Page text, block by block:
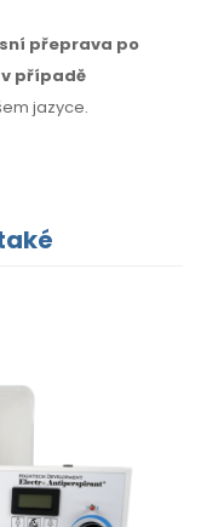
přeprava po
v případě
jazyce.